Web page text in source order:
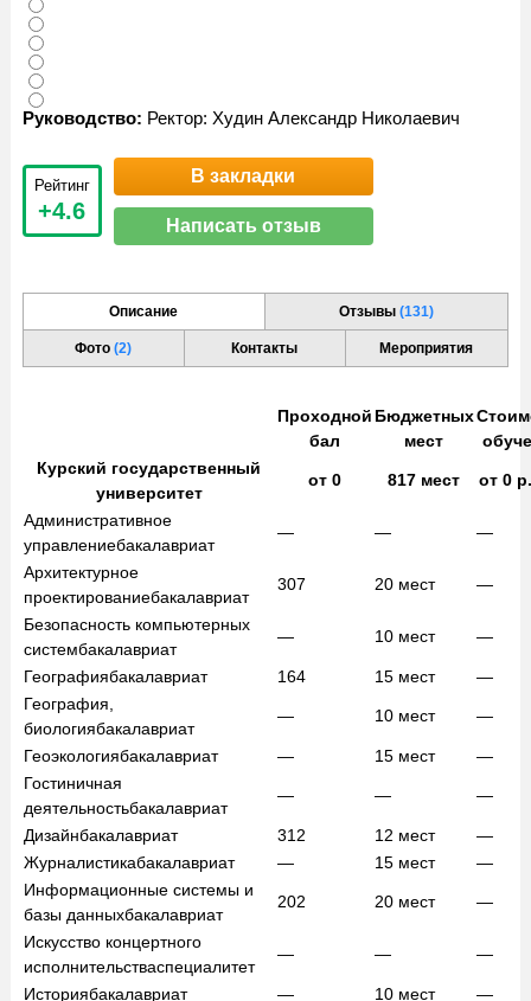
Руководство: Ректор: Худин Александр Николаевич
Рейтинг
+4.6
В закладки
Написать отзыв
Описание Отзывы (131)
Фото(2) Контакты Мероприятия
Проходной
бал
Бюджетных
мест
Курский государственный
университет
от0 817 мест от 0
Административное
управлениебакалавриат
— — —
Архитектурное
проектированиебакалавриат
307 20 мест —
Безопасность компьютерных
систембакалавриат
— 10 мест —
Географиябакалавриат 164 15 мест
—
География,
биологиябакалавриат
— 10 мест —
Геоэкологиябакалавриат — 15 мест
—
Гостиничная
деятельностьбакалавриат
— — —
Дизайнбакалавриат 312 12 мест
—
Журналистикабакалавриат — 15 мест
—
Информационные системы и
базы данныхбакалавриат
202 20 мест —
Искусство концертного
исполнительстваспециалитет
— — —
Историябакалавриат — 10 мест
—